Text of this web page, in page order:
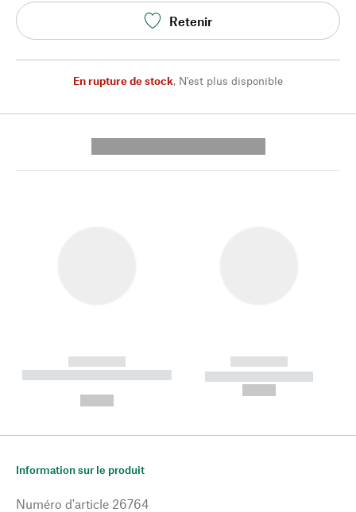
Retenir
En rupture de stock, N'est plus disponible
------------
----------- ----------- --------
------------
----------- -----------
Information sur le produit
Numéro d'article 26764